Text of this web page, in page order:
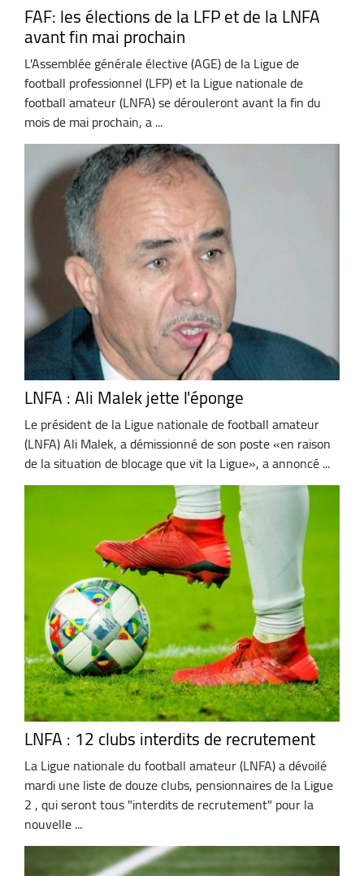
FAF: les élections de la LFP et de la LNFA
avant fin mai prochain
L'Assemblée générale élective (AGE) de la Ligue de
football professionnel (LFP) et la Ligue nationale de
football amateur (LNFA) se dérouleront avant la fin du
mois de mai prochain, a ...
LNFA : Ali Malek jette l'éponge
Le président de la Ligue nationale de football amateur
(LNFA) Ali Malek, a démissionné de son poste «en raison
de la situation de blocage que vit la Ligue», a annoncé ...
LNFA : 12 clubs interdits de recrutement
La Ligue nationale du football amateur (LNFA) a dévoilé
mardi une liste de douze clubs, pensionnaires de la Ligue
2 , qui seront tous "interdits de recrutement" pour la
nouvelle ...